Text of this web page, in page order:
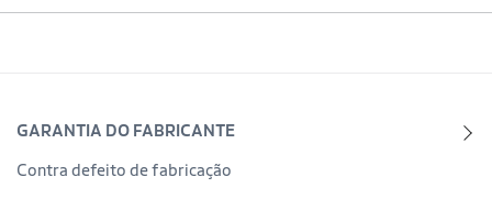
GARANTIA DO FABRICANTE
Contra defeito de fabricação